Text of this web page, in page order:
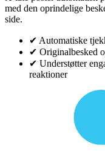
med den oprindelige
side.
✔ Automatiske
✔ Originalbesked
✔ Understøtter
reaktioner